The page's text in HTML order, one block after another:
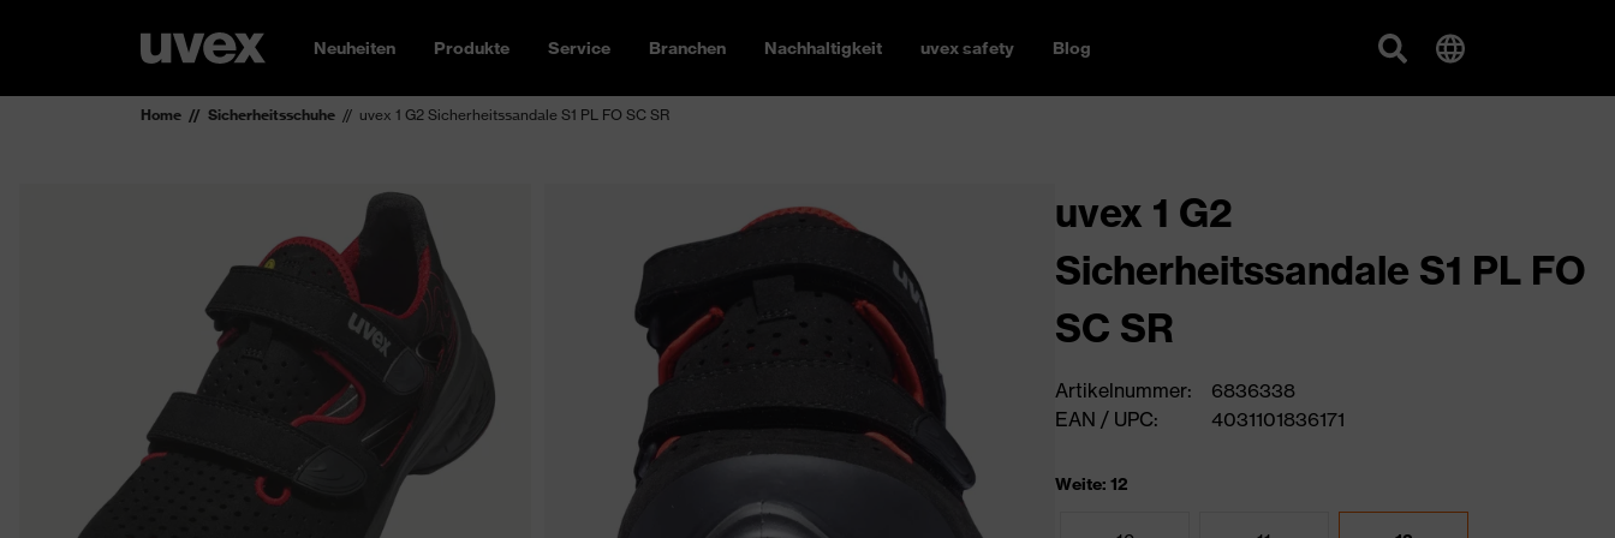
Neuheiten Produkte Service Branchen Nachhaltigkeit uvex safety Blog
Home Sicherheitsschuhe uvex 1 G2 Sicherheitssandale S1 PL FO SC SR
uvex 1 G2
Sicherheitssandale S1 PL FO
SC SR
Artikelnummer:
6836338
EAN / UPC:
4031101836171
Weite: 12